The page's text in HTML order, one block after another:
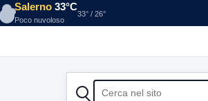
Salerno 33°C
Poco nuvoloso
33° / 26°
CERCA